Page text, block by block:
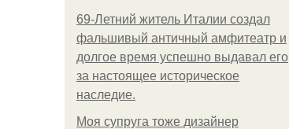
69-Летний житель Италии создал
фальшивый античный амфитеатр и
долгое время успешно выдавал его
за настоящее историческое
наследие.
Моя супруга тоже дизайнер